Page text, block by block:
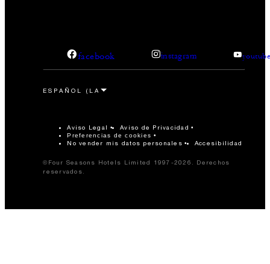
facebook instagram
Aviso Legal Aviso de Privacidad
Preferencias de cookies
No vender mis datos personales Accesibilidad
©Four Seasons Hotels Limited 1997-2026. Derechos
reservados.